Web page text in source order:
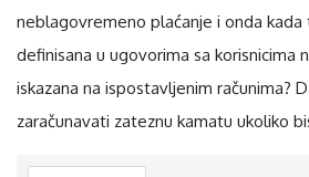
a
neblagovremeno plaćanje i onda kada
definisana u ugovorima sa korisnicima
iskazana na ispostavljenim računima?
zaračunavati zateznu kamatu ukoliko